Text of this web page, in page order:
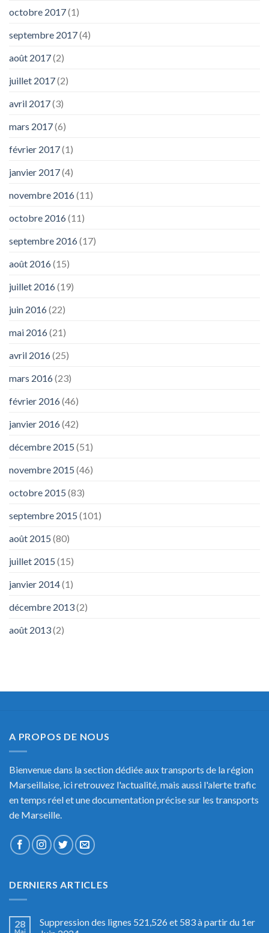
octobre 2017(1)
septembre 2017(4)
août 2017(2)
juillet 2017(2)
avril 2017(3)
mars 2017(6)
février 2017(1)
janvier 2017(4)
novembre 2016(11)
octobre 2016(11)
septembre 2016(17)
août 2016(15)
juillet 2016(19)
juin 2016(22)
mai 2016(21)
avril 2016(25)
mars 2016(23)
février 2016(46)
janvier 2016(42)
décembre 2015 (51)
novembre 2015 (46)
octobre 2015 (83)
septembre 2015 (101)
août 2015 (80)
juillet 2015 (15)
janvier 2014(1)
décembre 2013(2)
août 2013(2)
A PROPOS DE NOUS
Bienvenue dans la section dédiée aux transports de la région
Marseillaise, ici retrouvez l'actualité, mais aussi l'alerte trafic
en temps réel et une documentation précise sur les transports
de Marseille.
DERNIERS ARTICLES
28
Mai
Suppression des lignes 521,526 et 583 à partir du 1er